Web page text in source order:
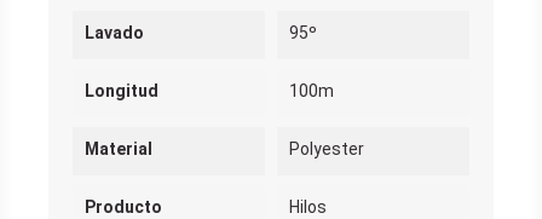
Lavado 95º
Longitud 100m
Material Polyester
Producto Hilos